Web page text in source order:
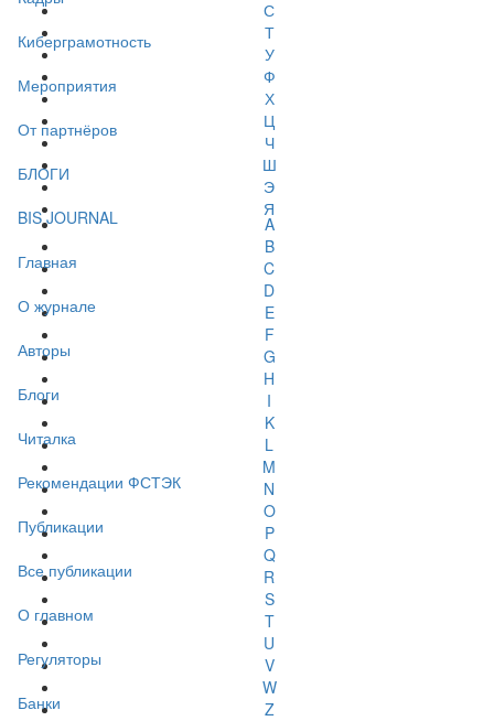
Киберграмотность
Мероприятия
От партнёров
БЛОГИ
BIS JOURNAL
Главная
О журнале
Авторы
Блоги
Читалка
Рекомендации ФСТЭК
Публикации
Все публикации
О главном
Регуляторы
Банки
С
Т
У
Ф
Х
Ц
Ч
Ш
Э
Я
A
B
C
D
E
F
G
H
I
K
L
M
N
O
P
Q
R
S
T
U
V
W
Z